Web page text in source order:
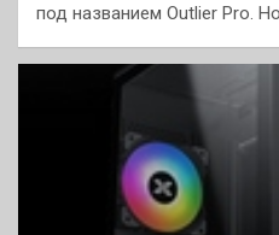
под названием Outlier Pro.